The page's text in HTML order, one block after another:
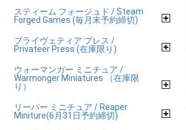
スティーム フォージュド / Steam
Forged Games (毎月末予約締切)
プライヴェティア プレス /
Privateer Press (在庫限り)
ウォーマンガー ミニチュア /
Warmonger Miniatures （在庫限
り）
リーパー ミニチュア / Reaper
Miniture(6月31日予約締切)